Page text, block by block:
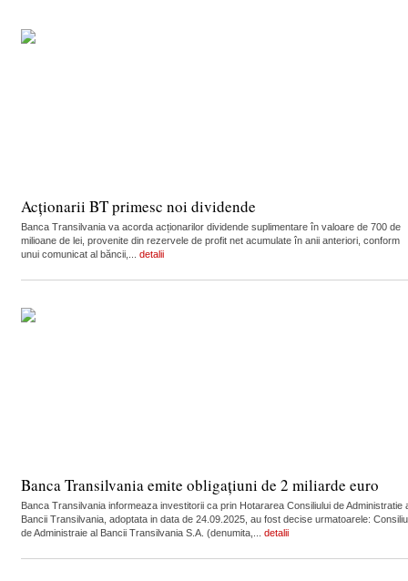
Acționarii BT primesc noi dividende
Banca Transilvania va acorda acționarilor dividende suplimentare în valoare de 700 de
milioane de lei, provenite din rezervele de profit net acumulate în anii anteriori, conform
unui comunicat al băncii,... detalii
Banca Transilvania emite obligațiuni de 2 miliarde euro
Banca Transilvania informeaza investitorii ca prin Hotararea Consiliului de Administratie
Bancii Transilvania, adoptata in data de 24.09.2025, au fost decise urmatoarele:
de Administraie al Bancii Transilvania S.A. (denumita,... detalii